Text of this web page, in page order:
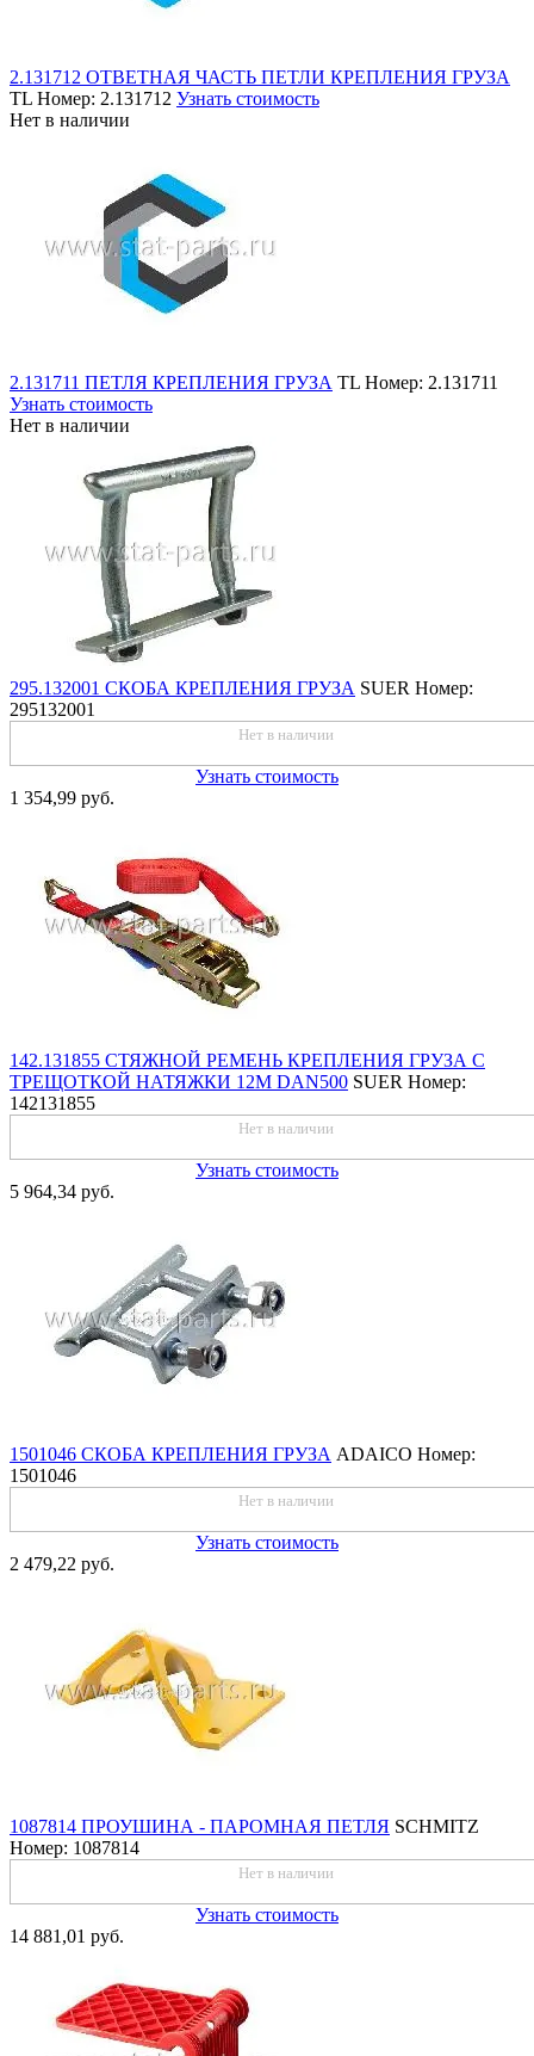
2.131712 ОТВЕТНАЯ ЧАСТЬ ПЕТЛИ КРЕПЛЕНИЯ ГРУЗА
TL Номер: 2.131712 Узнать стоимость
Нет в наличии
2.131711 ПЕТЛЯ КРЕПЛЕНИЯ ГРУЗА TL Номер: 2.131711
Узнать стоимость
Нет в наличии
295.132001 СКОБА КРЕПЛЕНИЯ ГРУЗА SUER Номер:
295132001
Нет в наличии
Узнать стоимость
1 354,99 руб.
142.131855 СТЯЖНОЙ РЕМЕНЬ КРЕПЛЕНИЯ ГРУЗА С
ТРЕЩОТКОЙ НАТЯЖКИ 12M DAN500 SUER Номер:
142131855
Нет в наличии
Узнать стоимость
5 964,34 руб.
1501046 СКОБА КРЕПЛЕНИЯ ГРУЗА ADAICO Номер:
1501046
Нет в наличии
Узнать стоимость
2 479,22 руб.
1087814 ПРОУШИНА - ПАРОМНАЯ ПЕТЛЯ SСHMITZ
Номер: 1087814
Нет в наличии
Узнать стоимость
14 881,01 руб.